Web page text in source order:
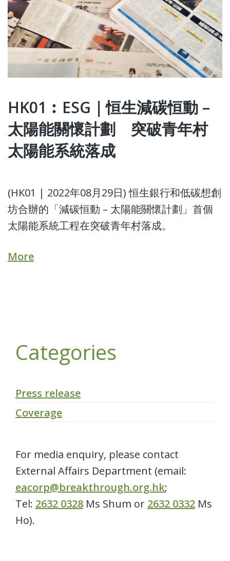
HK01︰ESG｜恒生減碳恒動 –
太陽能關懷計劃 突破青年村
太陽能系統落成
(HK01 | 2022年08月29日) 恒生銀行和低碳想創
坊合辦的「減碳恒動 – 太陽能關懷計劃」首個
太陽能系統工程在突破青年村落成。
More
Categories
Press release
Coverage
For media enquiry, please contact
External Affairs Department (email:
eacorp@breakthrough.org.hk;
Tel: 2632 0328 Ms Shum or 2632 0332 Ms
Ho).